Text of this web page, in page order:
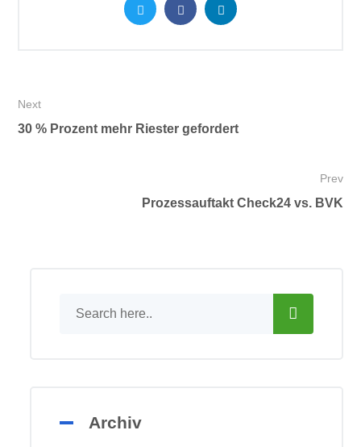
Next
30 % Prozent mehr Riester gefordert
Prev
Prozessauftakt Check24 vs. BVK
Archiv